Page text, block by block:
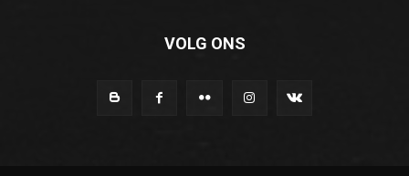
VOLG ONS